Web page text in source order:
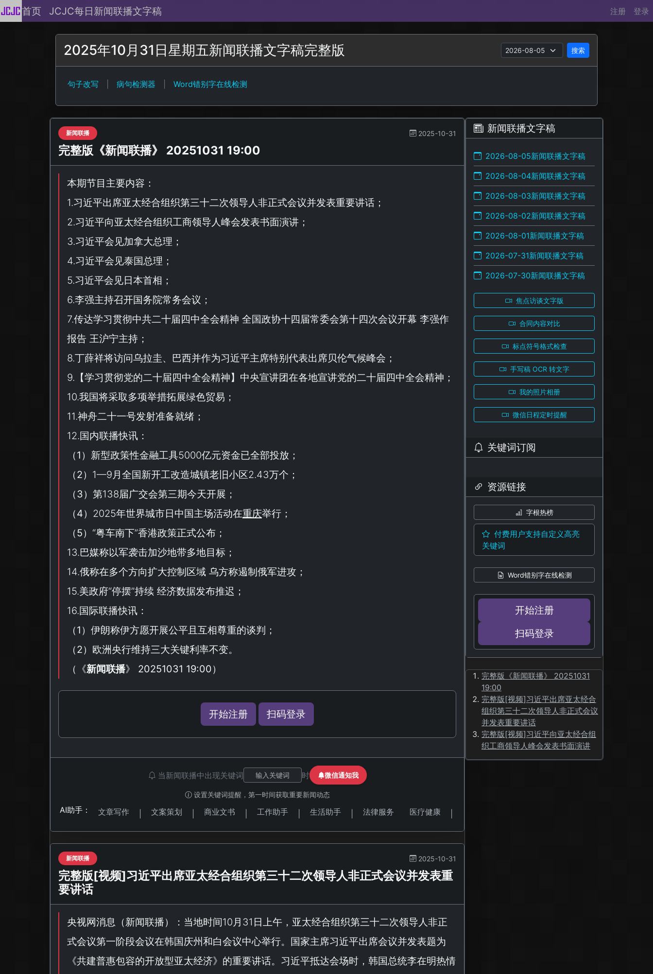
首页 JCJC每日新闻联播文字稿 注册 登录
2025年10月31日星期五新闻联播文字稿完整版 搜索
句子改写 病句检测器 Word错别字在线检测
新闻联播 2025-10-31
完整版《新闻联播》 20251031 19:00
本期节目主要内容：
1.习近平出席亚太经合组织第三十二次领导人非正式会议并发表重要讲话；
2.习近平向亚太经合组织工商领导人峰会发表书面演讲；
3.习近平会见加拿大总理；
4.习近平会见泰国总理；
5.习近平会见日本首相；
6.李强主持召开国务院常务会议；
7.传达学习贯彻中共二十届四中全会精神 全国政协十四届常委会第十四次会议开幕 李强作
报告 王沪宁主持；
8.丁薛祥将访问乌拉圭、巴西并作为习近平主席特别代表出席贝伦气候峰会；
9.【学习贯彻党的二十届四中全会精神】中央宣讲团在各地宣讲党的二十届四中全会精神；
10.我国将采取多项举措拓展绿色贸易；
11.神舟二十一号发射准备就绪；
12.国内联播快讯：
（1 ）新型政策性金融工具5000亿元资金已全部投放；
（2）1—9月全国新开工改造城镇老旧小区2.43万个；
（3）第138届广交会第三期今天开展；
（4）2025年世界城市日中国主场活动在重庆举行；
（5）“粤车南下”香港政策正式公布；
13.巴媒称以军袭击加沙地带多地目标；
14.俄称在多个方向扩大控制区域 乌方称遏制俄军进攻；
15.美政府“停摆”持续 经济数据发布推迟；
16.国际联播快讯：
（1 ）伊朗称伊方愿开展公平且互相尊重的谈判；
（2）欧洲央行维持三大关键利率不变。
（ 《新闻联播》 20251031 19:00）
开始注册 扫码登录
当新闻联播中出现关键词 时 微信通知我
设置关键词提醒，第一时间获取重要新闻动态
AI助手： 文章写作 文案策划 商业文书 工作助手 生活助手 法律服务 医疗健康
新闻联播 2025-10-31
完整版[视频]习近平出席亚太经合组织第三十二次领导人非正式会议并发表重
要讲话
央视网消息（新闻联播）：当地时间10月31日上午，亚太经合组织第三十二次领导人非正
式会议第一阶段会议在韩国庆州和白会议中心举行。国家主席习近平出席会议并发表题为
《共建普惠包容的开放型亚太经济》的重要讲话。习近平抵达会场时，韩国总统李在明热情
新闻联播文字稿
2026-08-05新闻联播文字稿
2026-08-04新闻联播文字稿
2026-08-03新闻联播文字稿
2026-08-02新闻联播文字稿
2026-08-01新闻联播文字稿
2026-07-31新闻联播文字稿
2026-07-30新闻联播文字稿
焦点访谈文字版
合同内容对比
标点符号格式检查
手写稿 OCR 转文字
我的照片相册
微信日程定时提醒
关键词订阅
资源链接
字根热榜
付费用户支持自定义高亮
关键词
Word错别字在线检测
开始注册
扫码登录
完整版《新闻联播》 20251031
19:00
完整版[视频]习近平出席亚太经合
组织第三十二次领导人非正式会议
并发表重要讲话
完整版[视频]习近平向亚太经合组
织工商领导人峰会发表书面演讲